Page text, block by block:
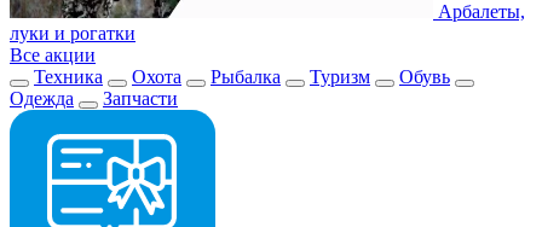
Арбалеты,
луки и рогатки
Все акции
Техника
Охота Рыбалка Туризм
Обувь
Одежда
Запчасти